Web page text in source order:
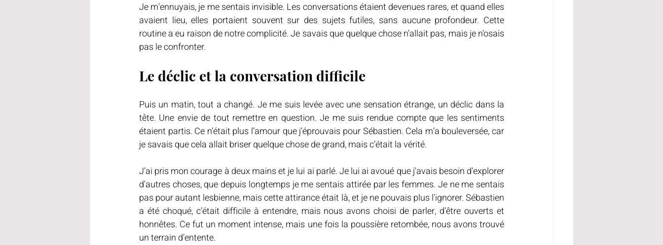
Je m'ennuyais, je me sentais invisible. Les conversations étaient devenues rares, et quand elles
avaient lieu, elles portaient souvent sur des sujets futiles, sans aucune profondeur. Cette
routine a eu raison de notre complicité. Je savais que quelque chose n’allait pas, mais je n’osais
pas le confronter.
Le déclic et la conversation difficile
Puis un matin, tout a changé. Je me suis levée avec une sensation étrange, un déclic dans la
tête. Une envie de tout remettre en question. Je me suis rendue compte que les sentiments
étaient partis. Ce n’était plus l’amour que j’éprouvais pour Sébastien. Cela m’a bouleversée, car
je savais que cela allait briser quelque chose de grand, mais c’était la vérité.
J’ai pris mon courage à deux mains et je lui ai parlé. Je lui ai avoué que j'avais besoin d'explorer
d'autres choses, que depuis longtemps je me sentais attirée par les femmes. Je ne me sentais
pas pour autant lesbienne, mais cette attirance était là, et je ne pouvais plus l'ignorer. Sébastien
a été choqué, c’était difficile à entendre, mais nous avons choisi de parler, d’être ouverts et
honnêtes. Ce fut un moment intense, mais une fois la poussière retombée, nous avons trouvé
un terrain d’entente.